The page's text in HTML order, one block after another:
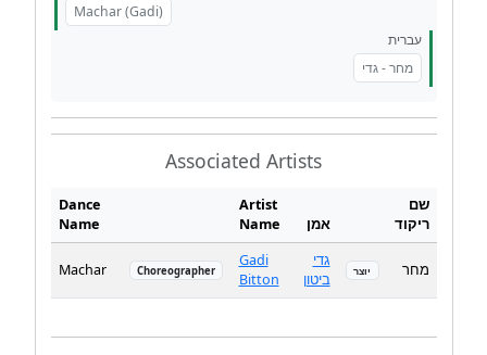
Machar (Gadi)
עברית
מחר - גדי
Associated Artists
Dance
Name
Artist
Name
אמן
שם
ריקוד
Machar Choreographer
Gadi
Bitton
גדי
ביטון
יוצר מחר